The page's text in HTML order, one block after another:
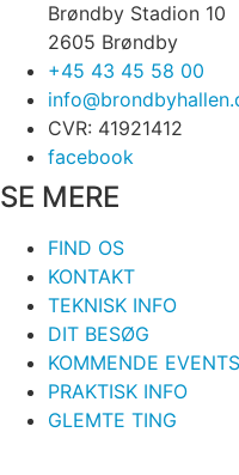
Brøndby Stadion 10
2605 Brøndby
+45 43 45 58 00
CVR: 41921412
facebook
SE MERE
FIND OS
KONTAKT
TEKNISK INFO
DIT BESØG
KOMMENDE EVENTS
PRAKTISK INFO
GLEMTE TING